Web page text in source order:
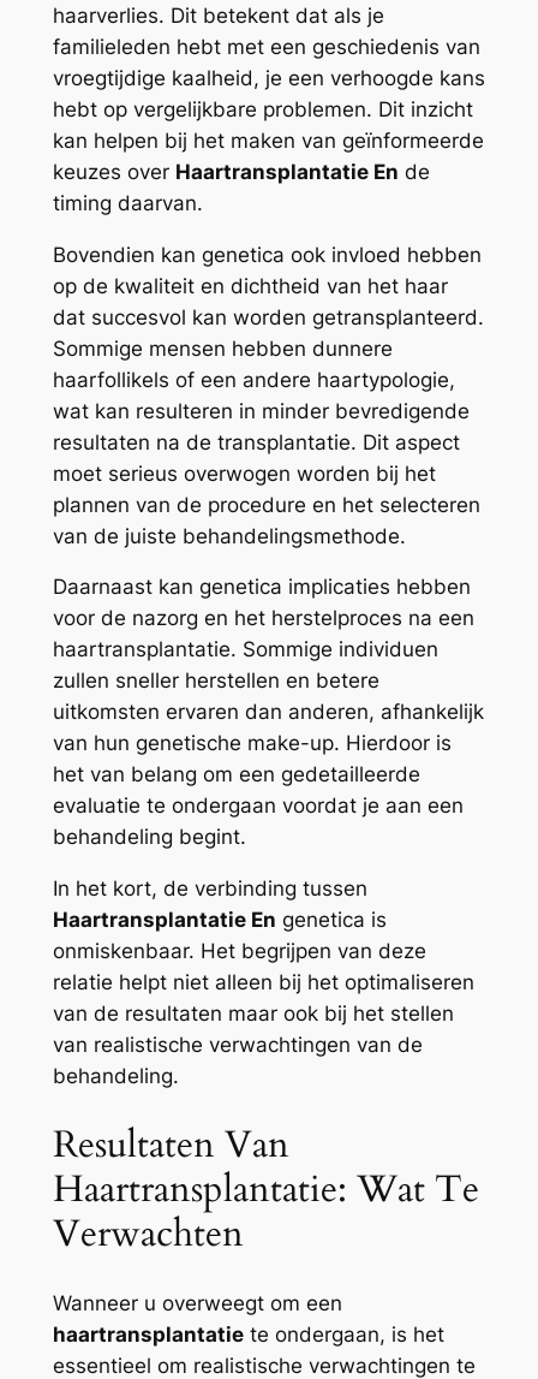
haarverlies. Dit betekent dat als je
familieleden hebt met een geschiedenis van
vroegtijdige kaalheid, je een verhoogde kans
hebt op vergelijkbare problemen. Dit inzicht
kan helpen bij het maken van geïnformeerde
keuzes over Haartransplantatie En de
timing daarvan.
Bovendien kan genetica ook invloed hebben
op de kwaliteit en dichtheid van het haar
dat succesvol kan worden getransplanteerd.
Sommige mensen hebben dunnere
haarfollikels of een andere haartypologie,
wat kan resulteren in minder bevredigende
resultaten na de transplantatie. Dit aspect
moet serieus overwogen worden bij het
plannen van de procedure en het selecteren
van de juiste behandelingsmethode.
Daarnaast kan genetica implicaties hebben
voor de nazorg en het herstelproces na een
haartransplantatie. Sommige individuen
zullen sneller herstellen en betere
uitkomsten ervaren dan anderen, afhankelijk
van hun genetische make-up. Hierdoor is
het van belang om een gedetailleerde
evaluatie te ondergaan voordat je aan een
behandeling begint.
In het kort, de verbinding tussen
Haartransplantatie En genetica is
onmiskenbaar. Het begrijpen van deze
relatie helpt niet alleen bij het optimaliseren
van de resultaten maar ook bij het stellen
van realistische verwachtingen van de
behandeling.
Resultaten Van
Haartransplantatie: Wat Te
Verwachten
Wanneer u overweegt om een
haartransplantatiete ondergaan, is het
essentieel om realistische verwachtingen te